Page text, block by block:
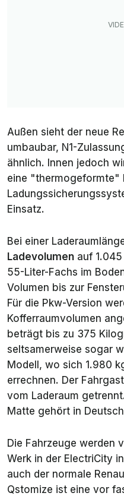
Außen sieht der neue
umbaubar, N1-
ähnlich. Innen jedoch
eine "thermogeformte"
Einsatz.
Bei einer
Ladevolumen auf
55-Liter-Fachs im
Volumen bis zur
Für die Pkw-Version
Kofferraumvolumen
beträgt bis zu 375
seltsamerweise sogar
Modell, wo sich 1.980
errechnen. Der
vom Laderaum
Matte gehört in
Die Fahrzeuge werden
Werk in der ElectriCity
auch der normale
Qstomize ist eine vor